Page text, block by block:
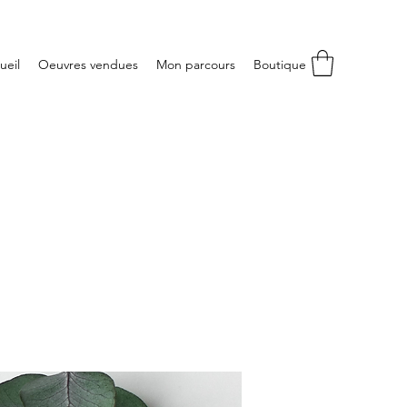
Oeuvres vendues Mon parcours Boutique